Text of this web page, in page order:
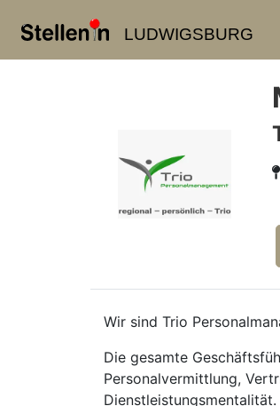
LUDWIGSBURG
Wir sind Trio
Die gesamte
Personalvermittlung,
Dienstleistungsmentalität.